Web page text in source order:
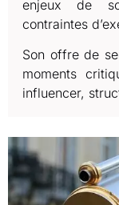
enjeux de
contraintes
Son offre de
moments
influencer,